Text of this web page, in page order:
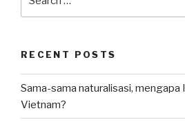
RECENT POSTS
Sama-sama naturalisasi, mengapa
Vietnam?